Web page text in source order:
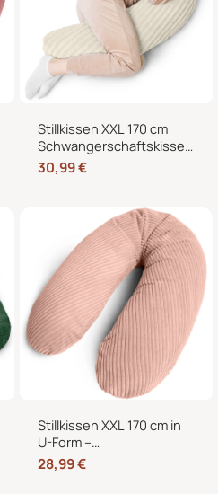
Stillkissen XXL 170 cm
Schwangerschaftskissen
Seitenschläferkissen U-
Form – Lagerungskissen
abnehmbarem Bezug
30,99€
Stillkissen XXL 170 cm in
U-Form –
Schwangerschaftskissen,
Seitenschläferkissen und
28,99€